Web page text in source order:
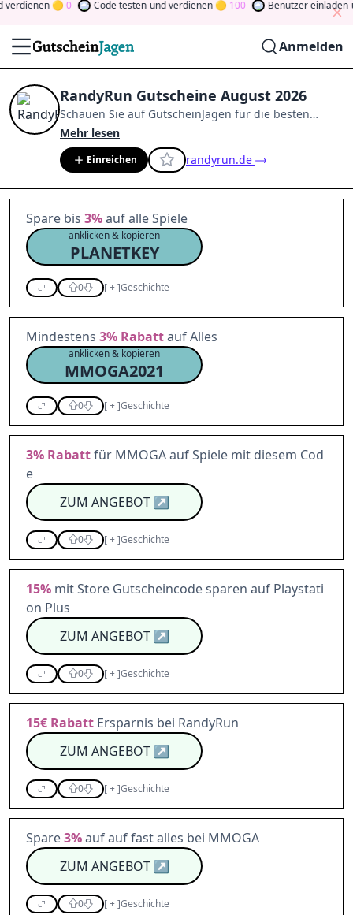
0 Code testen und verdienen 100 Benutzer einladen
Anmelden
RandyRun Gutscheine August 2026
Schauen Sie auf GutscheinJagen für die besten
RandyRun-Angebote im
Mitglied der Community
indem Sie durch Abstimmen, Testen, Teilen und
mehr beitragen.
Drehen Sie den Glücksklee
gewinnen Sie Geld
Mehr lesen
Einreichen randyrun.de
Spare bis 3%auf alle Spiele
anklicken & kopieren
PLANETKEY
0 [+]Geschichte
Mindestens 3% Rabattauf Alles
anklicken & kopieren
MMOGA2021
0 [+]Geschichte
3% Rabattfür MMOGA auf Spiele mit diesem Cod
e
ZUM ANGEBOT↗
0 [+]Geschichte
15% mit Store Gutscheincode sparen auf Playstati
on Plus
ZUM ANGEBOT↗
0 [+]Geschichte
15€ Rabatt Ersparnis bei RandyRun
ZUM ANGEBOT↗
0 [+]Geschichte
Spare3%auf auf fast alles bei MMOGA
ZUM ANGEBOT↗
0 [+]Geschichte